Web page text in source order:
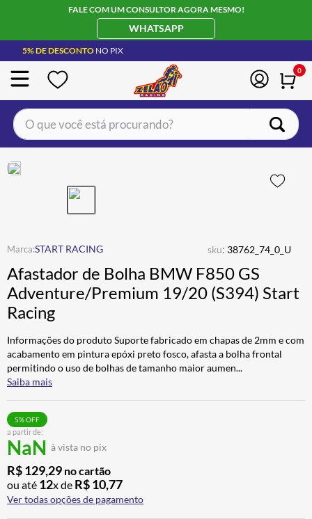
FALE COM UM CONSULTOR AGORA MESMO!
WHATSAPP
5% DE DESCONTO NO PIX
0
O que você está procurando?
START RACING sku: 38762_74_0_U
Afastador de Bolha BMW F850 GS
Adventure/Premium 19/20 (S394) Start
Racing
Informações do produto Suporte fabricado em chapas de 2mm e com
acabamento em pintura epóxi preto fosco, afasta a bolha frontal
permitindo o uso de bolhas de tamanho maior aumen...
Saiba mais
a partir de:
NaN à vista no pix
5% OFF
R$129,29 no cartão
ou até 12x de R$10,77
Ver todas opções de pagamento
BOTA
4º ÓCULOS SOLAR
5º LUVA
6º BAU
7º ALPINESTAR
8º CALÇA
9º BOTAS